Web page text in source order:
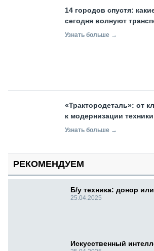
14 городов спустя:
сегодня волнуют
Узнать больше →
«Трактородеталь»: от
к модернизации техники
Узнать больше →
РЕКОМЕНДУЕМ
Б/у техника: донор
25.04.2025
Искусственный